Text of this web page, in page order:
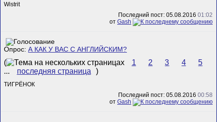
Wistrit
Последний пост: 05.08.2016 01:02
от Gash
Опрос: А КАК У ВАС С АНГЛИЙСКИМ?
( 1 2 3 4
5
...
последняя страница )
ТИГРЁНОК
Последний пост: 05.08.2016 00:58
от Gash